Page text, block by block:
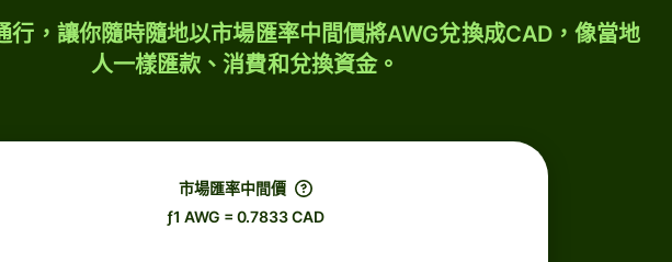
行，讓你隨時隨地以市場匯率中間價將AWG兌換成CAD，像當地
人一樣匯款、消費和兌換資金。
市場匯率中間價
ƒ1 AWG = 0.7833 CAD